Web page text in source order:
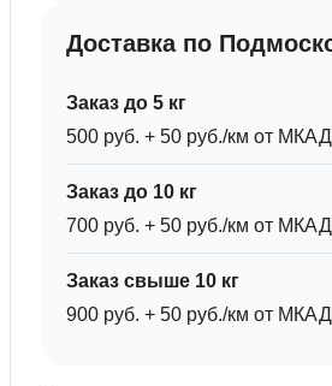
Доставка по
Заказ до 5 кг
500 руб. + 50 руб./км от МКАД
Заказ до 10 кг
700 руб. + 50 руб./км от МКАД
Заказ свыше 10 кг
900 руб. + 50 руб./км от МКАД